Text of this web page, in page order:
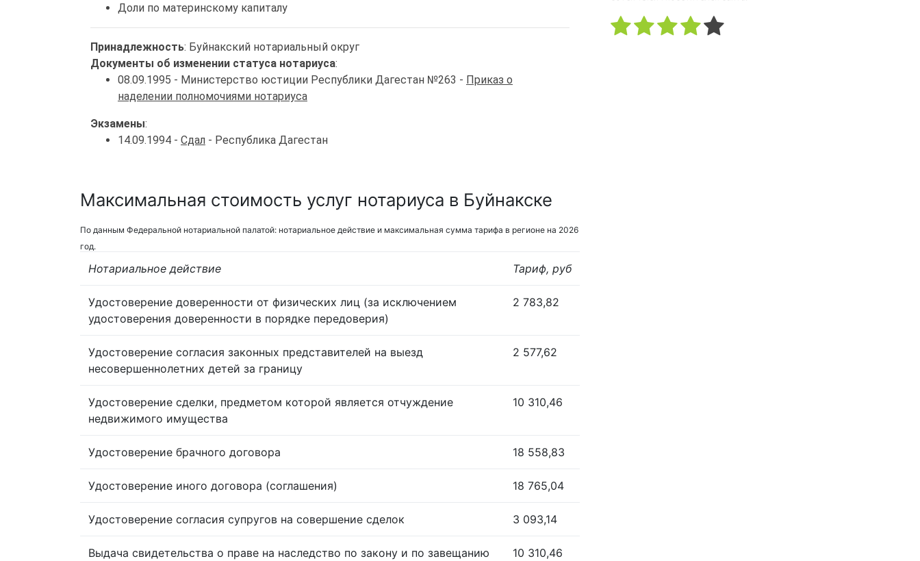
Доли по материнскому капиталу
Принадлежность: Буйнакский нотариальный округ
Документы об изменении статуса нотариуса:
08.09.1995 - Министерство юстиции Республики Дагестан №263 - Приказ о
наделении полномочиями нотариуса
Экзамены:
14.09.1994 - Сдал - Республика Дагестан
Максимальная стоимость услуг нотариуса в Буйнакске
По данным Федеральной нотариальной палатой: нотариальное действие и максимальная сумма тарифа в регионе на 2026
год.
Нотариальное действие Тариф, руб
Удостоверение доверенности от физических лиц (за исключением
удостоверения доверенности в порядке передоверия)
2 783,82
Удостоверение согласия законных представителей на выезд
несовершеннолетних детей за границу
2 577,62
Удостоверение сделки, предметом которой является отчуждение
недвижимого имущества
10 310,46
Удостоверение брачного договора 18 558,83
Удостоверение иного договора (соглашения) 18 765,04
Удостоверение согласия супругов на совершение сделок 3 093,14
Выдача свидетельства о праве на наследство по закону и по завещанию
10 310,46